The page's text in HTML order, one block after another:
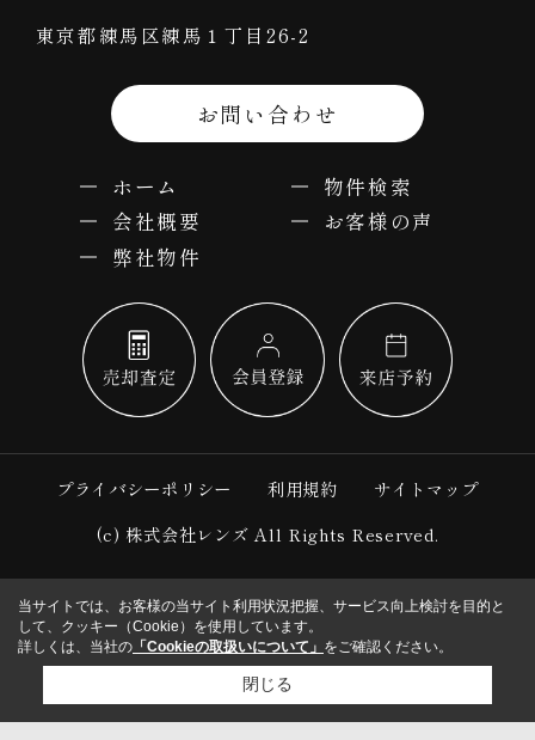
東京都練馬区練馬１丁目26-2
お問い合わせ
ホーム
物件検索
会社概要
お客様の声
弊社物件
プライバシーポリシー 利用規約
サイトマップ
(c) 株式会社レンズ All Rights Reserved.
当サイトでは、お客様の当サイト利用状況把握、サービス向上検討を目的と
して、クッキー（Cookie）を使用しています。
詳しくは、当社の 「Cookieの取扱いについて」 をご確認ください。
閉じる